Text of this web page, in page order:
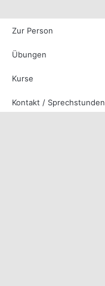
Zur Person
Übungen
Kurse
Kontakt / Sprechstunden